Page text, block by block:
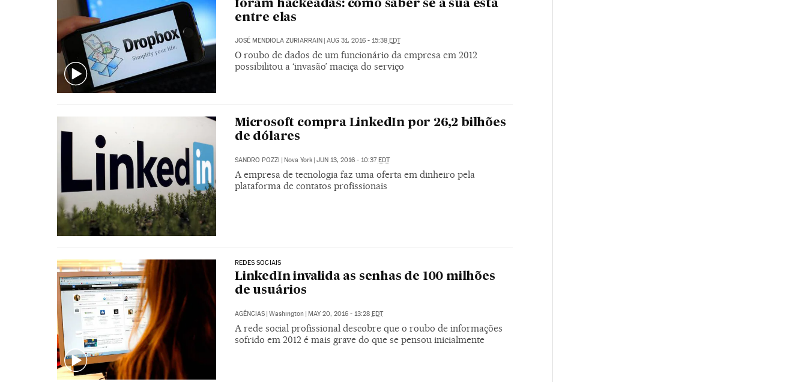
foram hackeadas: como saber se a sua está
entre elas
JOSÉ MENDIOLA ZURIARRAIN | AUG 31, 2016 - 15:38 EDT
O roubo de dados de um funcionário da empresa em 2012
possibilitou a ‘invasão’ maciça do serviço
Microsoft compra LinkedIn por 26,2 bilhões
de dólares
SANDRO POZZI Nova York JUN 13, 2016 - 10:37 EDT
A empresa de tecnologia faz uma oferta em dinheiro pela
plataforma de contatos profissionais
REDES SOCIAIS
LinkedIn invalida as senhas de 100 milhões
de usuários
AGÊNCIAS | Washington | MAY 20, 2016 - 13:28 EDT
A rede social profissional descobre que o roubo de informações
sofrido em 2012 é mais grave do que se pensou inicialmente